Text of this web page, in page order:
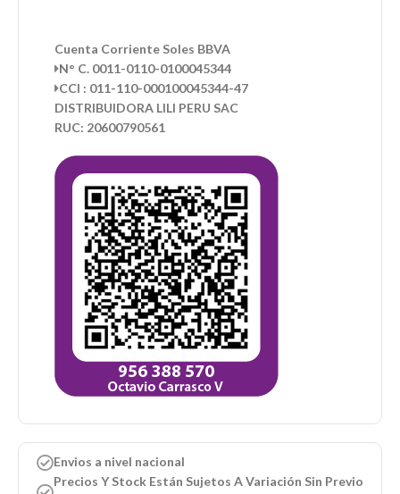
Cuenta Corriente Soles BBVA
N° C. 0011-0110-0100045344
CCI : 011-110-000100045344-47
DISTRIBUIDORA LILI PERU SAC
RUC: 20600790561
Envios a nivel nacional
Precios Y Stock Están Sujetos A Variación Sin Previo